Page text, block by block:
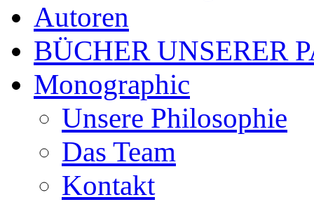
Autoren
BÜCHER UNSERER
Monographic
Unsere Philosophie
Das Team
Kontakt